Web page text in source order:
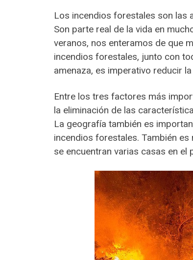
Los incendios forestales son las
Son parte real de la vida en
veranos, nos enteramos de que
incendios forestales, junto con
amenaza, es imperativo reducir
Entre los tres factores más
la eliminación de las
La geografía también es
incendios forestales. También
se encuentran varias casas en el